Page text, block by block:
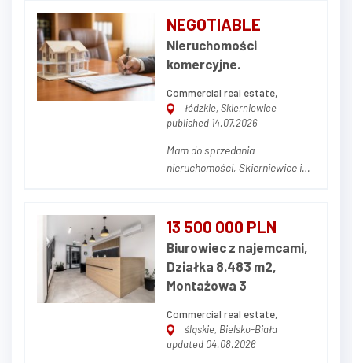
ogłoszenia jest nieruchomość
przemysłowa stanowiąca
zorganizowany kompleks
przemysłowo-produkcyjny,
NEGOTIABLE
Nieruchomości
komercyjne.
Commercial real estate,
łódzkie, Skierniewice
published 14.07.2026
Mam do sprzedania
nieruchomości, Skierniewice i
sieciowi. Podpisane umowy
długoterminowe, w kilku
przypadkach. - trzeci raz na 10
lat. Więcej informacji
telefonicznie Zdjęcie poglądowe
13 500 000 PLN
Biurowiec z najemcami,
Działka 8.483 m2,
Montażowa 3
Commercial real estate,
śląskie, Bielsko-Biała
updated 04.08.2026